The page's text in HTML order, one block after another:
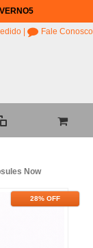
Fale Conosco
Now
28% OFF